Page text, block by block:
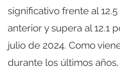
significativo frente al
anterior y supera al 12.1
julio de 2024. Como
durante los últimos años,